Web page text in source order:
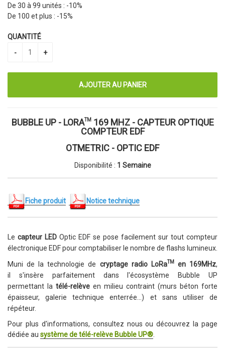
De 30 à 99 unités : -10%
De 100 et plus : -15%
QUANTITÉ
BUBBLE UP - LORA TM169 MHZ - CAPTEUR OPTIQUE
COMPTEUR EDF
OTMETRIC - OPTIC EDF
Disponibilité : 1 Semaine
Fiche produit Notice technique
Le capteur LED Optic EDF se pose facilement sur tout compteur
électronique EDF pour comptabiliser le nombre de flashs lumineux.
Muni de la technologie de cryptage radio LoRaTMen 169MHz,
il s'insère parfaitement dans l'écosystème Bubble UP
permettant la télé-relève en milieu contraint (murs béton forte
épaisseur, galerie technique enterrée...) et sans utiliser de
répéteur.
Pour plus d'informations, consultez nous ou découvrez la page
dédiée au système de télé-relève Bubble UP®.